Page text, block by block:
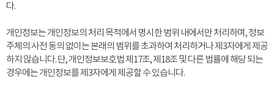
다.
개인정보는 개인정보의 처리 목적에서 명시한 범위 내에서만 처리하며, 정보
주체의 사전 동의 없이는 본래의 범위를 초과하여 처리하거나 제3자에게 제공
하지 않습니다. 단, 개인정보보호법 제17조, 제18조 및 다른 법률에 해당 되는
경우에는 개인정보를 제3자에게 제공할 수 있습니다.